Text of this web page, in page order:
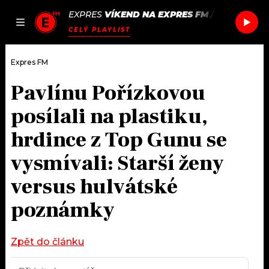
JAK
SEZNAM.CZ
EXPRES VÍKEND NA EXPRES FM/
CELÝ PLAYLIST
DOMŮ
ČLÁNKY
AKTUÁLNĚ
HUDBA
ROZHOVORY
#NEBUDUDOMA
PODCASTY
JAK NALADIT
APLIKACE
Expres FM
Pavlínu Pořízkovou
posílali na plastiku,
hrdince z Top Gunu se
vysmívali: Starší ženy
versus hulvátské
poznámky
Zpět do článku